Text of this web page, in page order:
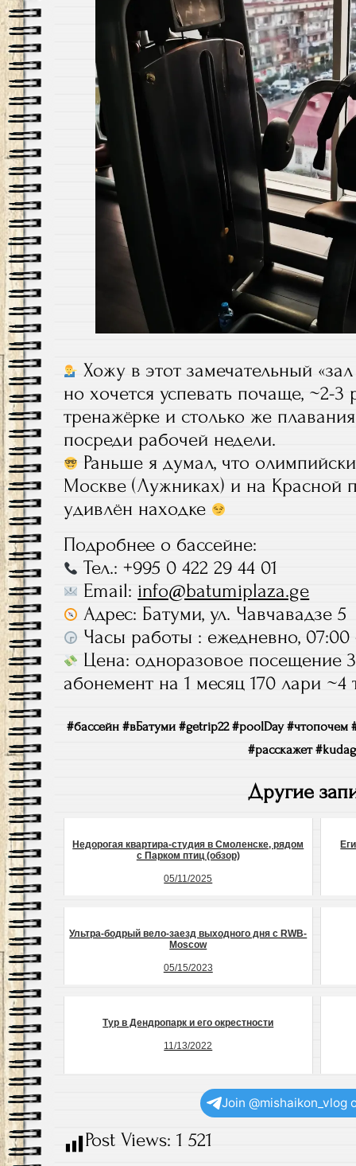
Хожу в этот замечательный
но хочется успевать почаще, ~2-3
тренажёрке и столько же
посреди рабочей недели.
Раньше я думал, что
Москве (Лужниках) и на Красной
удивлён находке
Подробнее о бассейне:
Тел.: +995 0 422 29 44 01
Email: info@batumiplaza.ge
Адрес: Батуми, ул. Чавчавадзе 5
Часы работы : ежедневно,
Цена: одноразовое посещение
абонемент на 1 месяц 170 лари ~4
#бассейн #вБатуми #getrip22 #poolDay
#расскажет
Другие
Недорогая квартира-студия в Смоленске, рядом
с Парком птиц (обзор)
05/11/2025
Ультра-бодрый вело-заезд выходного дня с RWB-
Moscow
05/15/2023
Тур в Дендропарк и его окрестности
11/13/2022
Join @mishaikon_vlog
Post Views: 1 521